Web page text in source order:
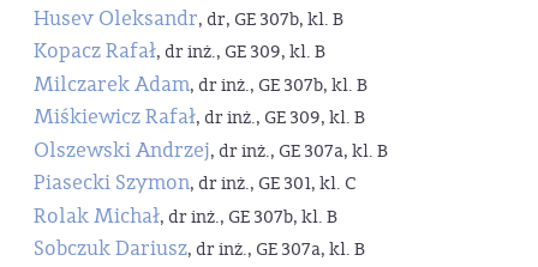
Husev Oleksandr, dr, GE 307b, kl. B
Kopacz Rafał, dr inż., GE 309, kl. B
Milczarek Adam, dr inż., GE 307b, kl. B
Miśkiewicz Rafał, dr inż., GE 309, kl. B
Olszewski Andrzej, dr inż., GE 307a, kl. B
Piasecki Szymon, dr inż., GE 301, kl. C
Rolak Michał, dr inż., GE 307b, kl. B
Sobczuk Dariusz, dr inż., GE 307a, kl. B